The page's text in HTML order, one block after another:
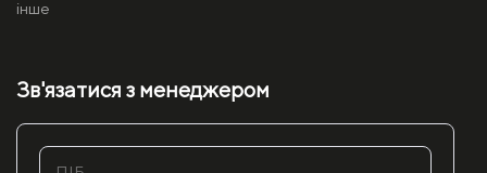
інше
Зв'язатися з менеджером